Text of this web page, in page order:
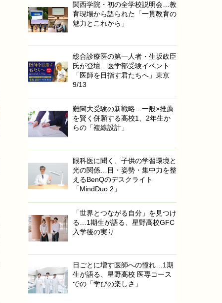
関西学院・初の全学校説明会…教
育現場から語られた「一貫教育の
魅力とこれから」
総合診療医の第一人者・生坂政臣
氏が登壇…医学部受験イベント
「医師を目指す君たちへ」東京
9/13
難関大受験の新戦略…一般×推薦
を賢く併願する高校1、2年生か
らの「複線設計」
眼科医に聞く、子供の学習環境と
光の関係…目・姿勢・集中力を整
えるBenQのデスクライト
「MindDuo 2」
「世界とつながる自分」を見つけ
る…1期生が語る、星野高校GFC
入学後の実り
日ごとに増す医師への憧れ…1期
生が語る、星野高校 医専コース
での「学びの楽しさ」